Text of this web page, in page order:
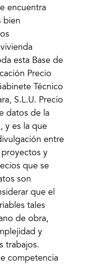
encuentra
bien
esta Base de
Precio
Técnico
S.L.U. Precio
datos de la
y es la que
entre
y
que se
son
que el
tales
de obra,
y
trabajos.
competencia